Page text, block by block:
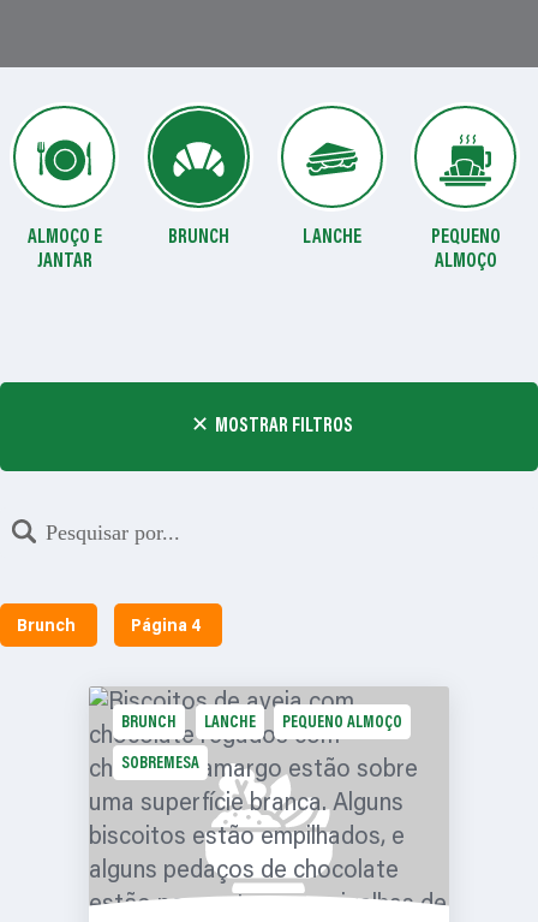
ALMOÇO E
JANTAR
BRUNCH LANCHE
PEQUENO
ALMOÇO
MOSTRAR FILTROS
Brunch Página 4
BRUNCH LANCHE PEQUENO ALMOÇO
SOBREMESA